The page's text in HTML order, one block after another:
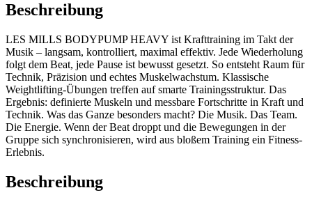
Beschreibung
LES MILLS BODYPUMP HEAVY ist Krafttraining im Takt der
Musik – langsam, kontrolliert, maximal effektiv. Jede Wiederholung
folgt dem Beat, jede Pause ist bewusst gesetzt. So entsteht Raum für
Technik, Präzision und echtes Muskelwachstum. Klassische
Weightlifting-Übungen treffen auf smarte Trainingsstruktur. Das
Ergebnis: definierte Muskeln und messbare Fortschritte in Kraft und
Technik. Was das Ganze besonders macht? Die Musik. Das Team.
Die Energie. Wenn der Beat droppt und die Bewegungen in der
Gruppe sich synchronisieren, wird aus bloßem Training ein Fitness-
Erlebnis.
Beschreibung